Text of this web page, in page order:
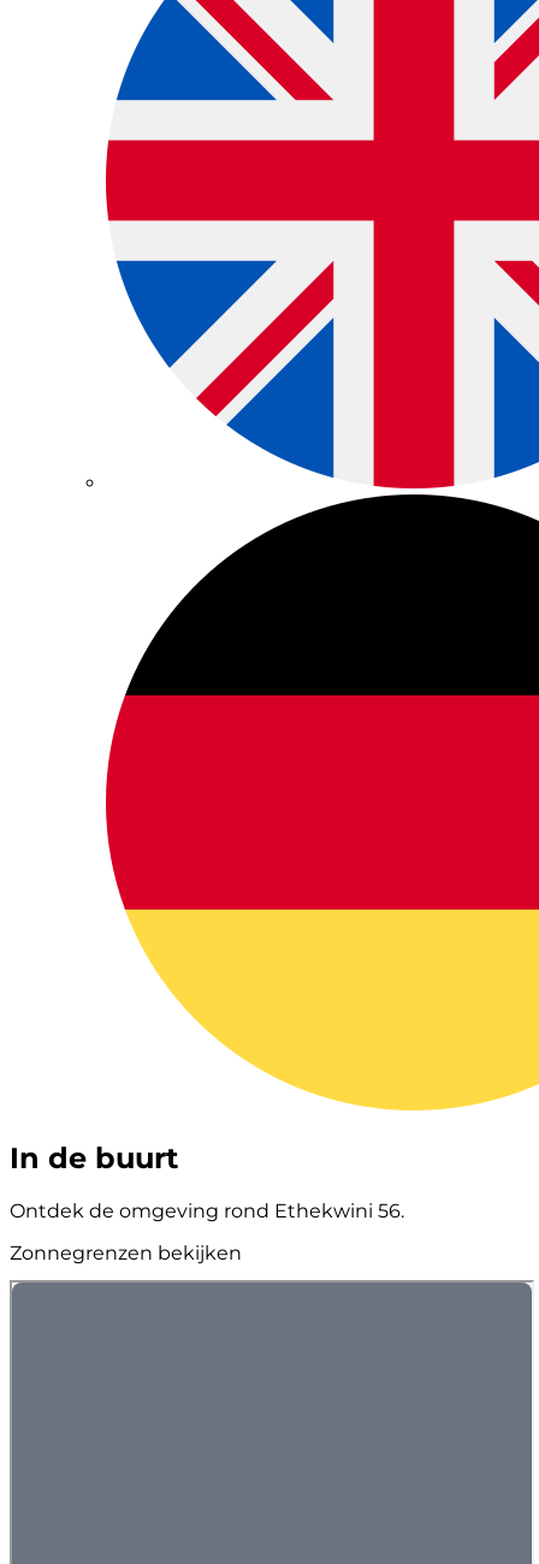
In de buurt
Ontdek de omgeving rond Ethekwini 56.
Zonnegrenzen bekijken